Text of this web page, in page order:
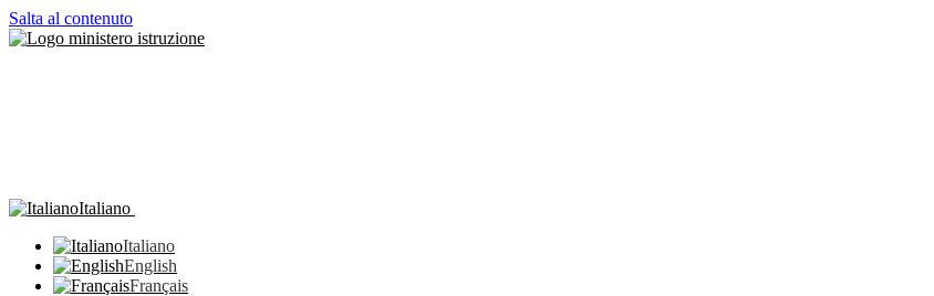
Salta al contenuto
Italiano
Italiano
English
Français